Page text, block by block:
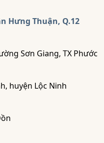
Hưng Thuận, Q.12
Sơn Giang, TX Phước
huyện Lộc Ninh